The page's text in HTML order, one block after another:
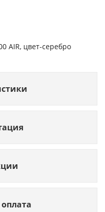
AIR, цвет-серебро